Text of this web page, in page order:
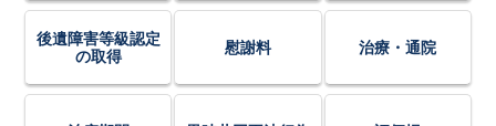
後遺障害等級認定
の取得
慰謝料 治療・通院